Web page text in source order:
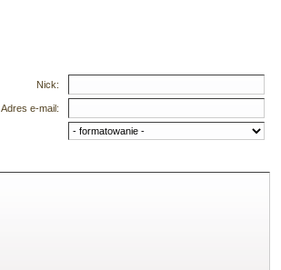
Nick:
Adres e-mail: